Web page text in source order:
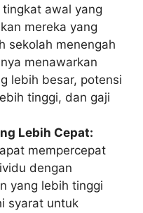
awal yang
mereka yang
sekolah menengah
menawarkan
lebih besar, potensi
tinggi, dan gaji
Lebih Cepat:
mempercepat
dengan
yang lebih tinggi
syarat untuk